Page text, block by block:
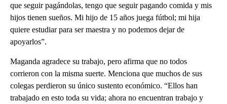
que seguir pagándolas, tengo que seguir pagando comida y mis
hijos tienen sueños. Mi hijo de 15 años juega fútbol; mi hija
quiere estudiar para ser maestra y no podemos dejar de
apoyarlos”.
Maganda agradece su trabajo, pero afirma que no todos
corrieron con la misma suerte. Menciona que muchos de sus
colegas perdieron su único sustento económico. “Ellos han
trabajado en esto toda su vida; ahora no encuentran trabajo y